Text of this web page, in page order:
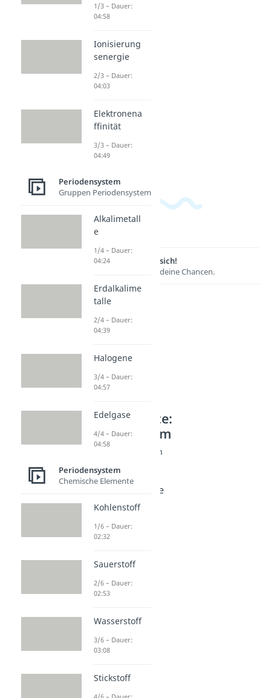
Lernen lohnt sich!
Entdecke hier deine Chancen.
Weitere Inhalte:
Periodensystem
Chemie Eigenschaften
Elektronegativität
Dauer: 04:58
Ionisierungsenergie
Dauer: 04:03
Elektronenaffinität
Dauer: 04:49
1/3 – Dauer:
04:58
Ionisierung
senergie
2/3 – Dauer:
04:03
Elektronena
ffinität
3/3 – Dauer:
04:49
Periodensystem
Gruppen Periodensystem
Alkalimetall
e
1/4 – Dauer:
04:24
Erdalkalime
talle
2/4 – Dauer:
04:39
Halogene
3/4 – Dauer:
04:57
Edelgase
4/4 – Dauer:
04:58
Periodensystem
Chemische Elemente
Kohlenstoff
1/6 – Dauer:
02:32
Sauerstoff
2/6 – Dauer:
02:53
Wasserstoff
3/6 – Dauer:
03:08
Stickstoff